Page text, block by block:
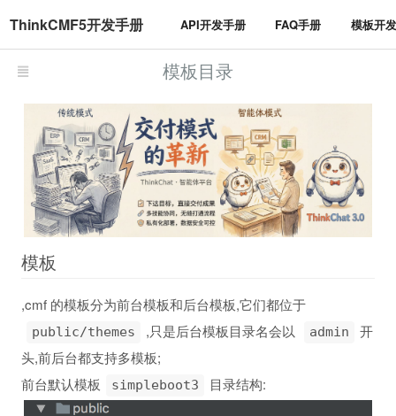
ThinkCMF5开发手册 API开发手册 FAQ手册 模板开
模板目录
模板
,cmf 的模板分为前台模板和后台模板,它们都位于
public/themes ,只是后台模板目录名会以 admin
开
头,前后台都支持多模板;
前台默认模板
simpleboot3 目录结构: